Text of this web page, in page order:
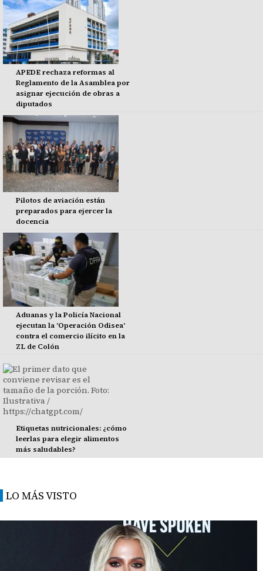
APEDE rechaza reformas al
Reglamento de la Asamblea por
asignar ejecución de obras a
diputados
Pilotos de aviación están
preparados para ejercer la
docencia
Aduanas y la Policía Nacional
ejecutan la 'Operación Odisea'
contra el comercio ilícito en la
ZL de Colón
Etiquetas nutricionales: ¿cómo
leerlas para elegir alimentos
más saludables?
LO MÁS VISTO